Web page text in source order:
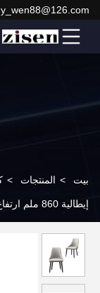
بيت > المنتجات >
إيطالية 860 ملم ارتفاع الجلد عالية الظهر